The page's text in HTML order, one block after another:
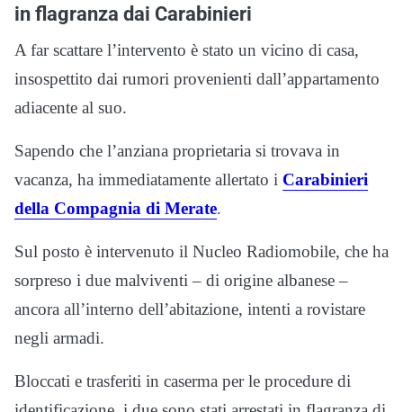
in flagranza dai Carabinieri
A far scattare l’intervento è stato un vicino di casa,
insospettito dai rumori provenienti dall’appartamento
adiacente al suo.
Sapendo che l’anziana proprietaria si trovava in
vacanza, ha immediatamente allertato i Carabinieri
della Compagnia di Merate.
Sul posto è intervenuto il Nucleo Radiomobile, che ha
sorpreso i due malviventi – di origine albanese –
ancora all’interno dell’abitazione, intenti a rovistare
negli armadi.
Bloccati e trasferiti in caserma per le procedure di